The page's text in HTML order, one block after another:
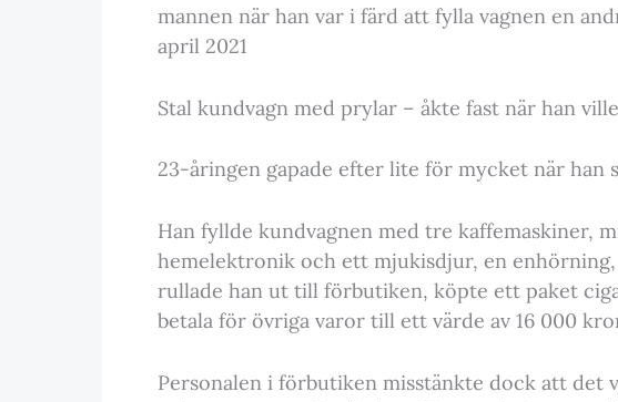
mannen när han var i färd att fylla vagnen en
april 2021
Stal kundvagn med prylar – åkte fast när han
23-åringen gapade efter lite för mycket när han
Han fyllde kundvagnen med tre kaffemaskiner,
hemelektronik och ett mjukisdjur, en
rullade han ut till förbutiken, köpte ett paket
betala för övriga varor till ett värde av 16 000
Personalen i förbutiken misstänkte dock att det